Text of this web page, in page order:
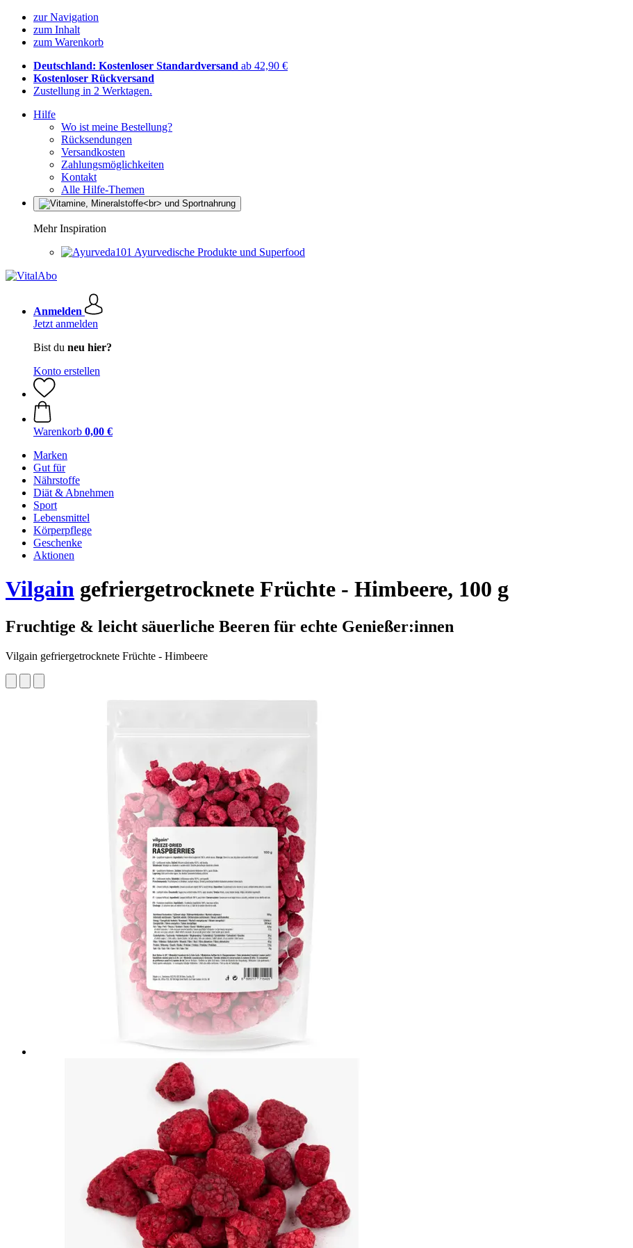
zur Navigation
zum Inhalt
zum Warenkorb
Deutschland: Kostenloser Standardversand ab 42,90 €
Kostenloser Rückversand
Zustellung in 2 Werktagen.
Hilfe
Wo ist meine Bestellung?
Rücksendungen
Versandkosten
Zahlungsmöglichkeiten
Kontakt
Alle Hilfe-Themen
Mehr Inspiration
Ayurvedische Produkte und Superfood
Anmelden
Jetzt anmelden
Bist du neu hier?
Konto erstellen
Warenkorb 0,00 €
Marken
Gut für
Nährstoffe
Diät & Abnehmen
Sport
Lebensmittel
Körperpflege
Geschenke
Aktionen
Vilgain gefriergetrocknete Früchte - Himbeere, 100 g
Fruchtige & leicht säuerliche Beeren für echte Genießer:innen
Vilgain gefriergetrocknete Früchte - Himbeere